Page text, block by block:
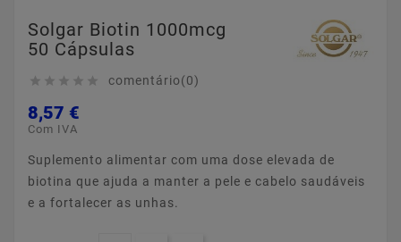
Solgar Biotin 1000mcg
50 Cápsulas
     comentário(0)
8,57 €
Com IVA
Suplemento alimentar com uma dose elevada de
biotina que ajuda a manter a pele e cabelo saudáveis
e a fortalecer as unhas.